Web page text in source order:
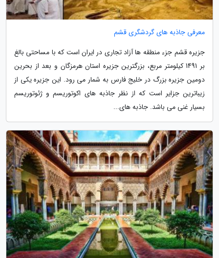
معرفی جاذبه های گردشگری قشم
جزیره قشم جزء منطقه ها آزاد تجاری در ایران است که با مساحتی بالغ
بر 1491 کیلومتر مربع، بزرگترین جزیره استان هرمزگان و بعد از بحرین
دومین جزیره بزرگ در خلیج فارس به شمار می رود. این جزیره یکی از
زیباترین جزایر است که از نظر جاذبه های اکوتوریسم و ژئوتوریسم
بسیار غنی می باشد. جاذبه های...